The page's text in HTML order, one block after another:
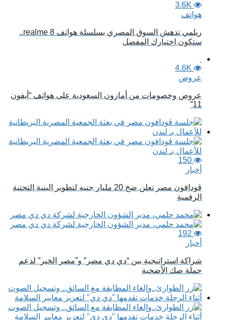
3.6K
هواتف
ريلمي تدهش السوق المصري بسلسلة هواتف realme 8..
ستكون اختيارك المفضل
4.6K
عروض
عروض وخصومات من أمازون السعودية على هواتف “أيفون
11”
150
أخبار
ڤودافون مصر تعلن ضخ 20 مليار جنيه لتطوير البنية التحتية
الرقمية
192
أخبار
شراكة استراتيجية بين “دي دي مصر” و”مصر الخير” لدعم
حملة صك الأضحية